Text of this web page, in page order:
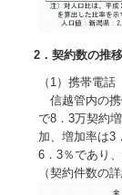
2．契約数の推移
（1）携帯電話
信越管内の携
で8．3万契約
加、増加率は3
6．3％であり
（契約件数の